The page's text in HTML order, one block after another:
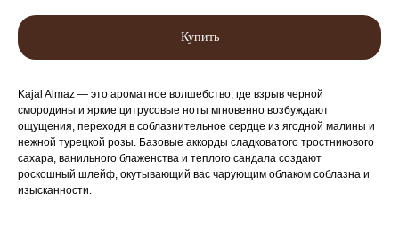
Купить
Kajal Almaz — это ароматное волшебство, где взрыв черной
смородины и яркие цитрусовые ноты мгновенно возбуждают
ощущения, переходя в соблазнительное сердце из ягодной малины и
нежной турецкой розы. Базовые аккорды сладковатого тростникового
сахара, ванильного блаженства и теплого сандала создают
роскошный шлейф, окутывающий вас чарующим облаком соблазна и
изысканности.